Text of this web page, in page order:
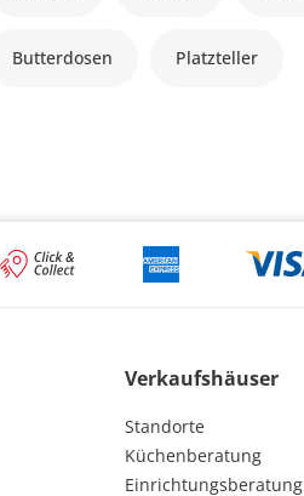
Butterdosen Platzteller
Verkaufshäuser
Standorte
Küchenberatung
Einrichtungsberatung